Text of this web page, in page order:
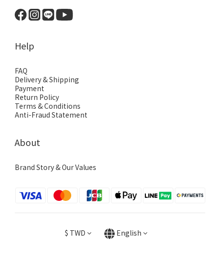
Help
FAQ
Delivery & Shipping
Payment
Return Policy
Terms & Conditions
Anti-Fraud Statement
About
Brand Story & Our Values
$ TWD English